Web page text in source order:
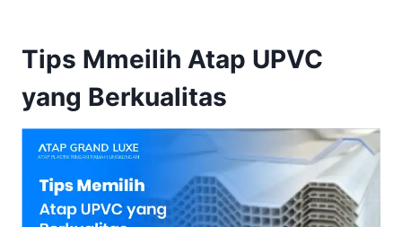
Tips Mmeilih Atap UPVC
yang Berkualitas